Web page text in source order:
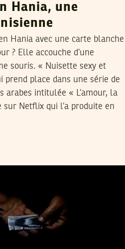
Hania, une
Hania avec une carte blanche
? Elle accouche d’une
souris. « Nuisette sexy et
prend place dans une série de
arabes intitulée « L’amour, la
sur Netflix qui l’a produite en